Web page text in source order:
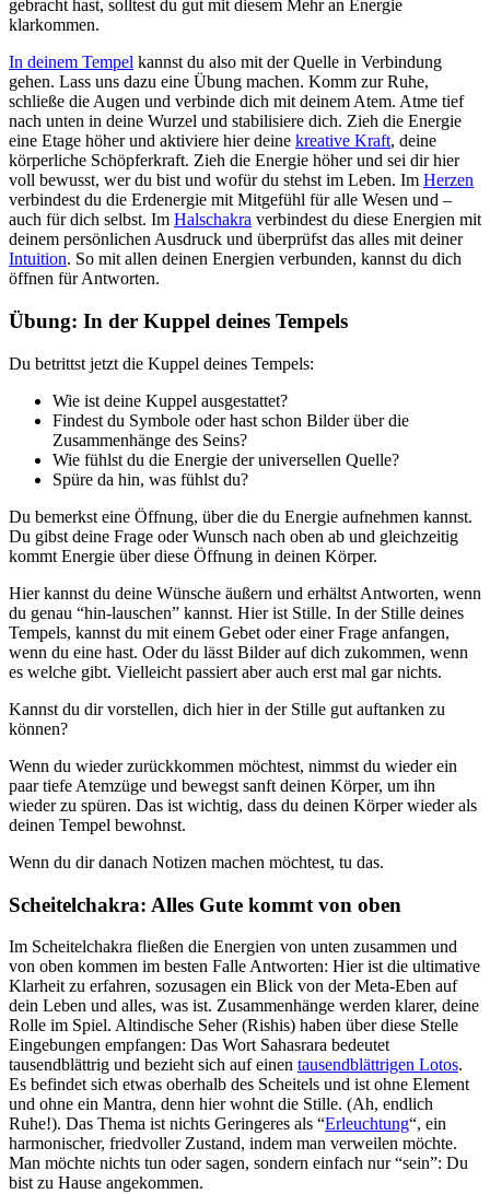
gebracht hast, solltest du gut mit diesem Mehr an Energie
klarkommen.
In deinem Tempel kannst du also mit der Quelle in Verbindung
gehen. Lass uns dazu eine Übung machen. Komm zur Ruhe,
schließe die Augen und verbinde dich mit deinem Atem. Atme tief
nach unten in deine Wurzel und stabilisiere dich. Zieh die Energie
eine Etage höher und aktiviere hier deine kreative Kraft, deine
körperliche Schöpferkraft. Zieh die Energie höher und sei dir hier
voll bewusst, wer du bist und wofür du stehst im Leben. Im Herzen
verbindest du die Erdenergie mit Mitgefühl für alle Wesen und –
auch für dich selbst. Im Halschakra verbindest du diese Energien mit
deinem persönlichen Ausdruck und überprüfst das alles mit deiner
Intuition. So mit allen deinen Energien verbunden, kannst du dich
öffnen für Antworten.
Übung: In der Kuppel deines Tempels
Du betrittst jetzt die Kuppel deines Tempels:
Wie ist deine Kuppel ausgestattet?
Findest du Symbole oder hast schon Bilder über die
Zusammenhänge des Seins?
Wie fühlst du die Energie der universellen Quelle?
Spüre da hin, was fühlst du?
Du bemerkst eine Öffnung, über die du Energie aufnehmen kannst.
Du gibst deine Frage oder Wunsch nach oben ab und gleichzeitig
kommt Energie über diese Öffnung in deinen Körper.
Hier kannst du deine Wünsche äußern und erhältst Antworten, wenn
du genau “hin-lauschen” kannst. Hier ist Stille. In der Stille deines
Tempels, kannst du mit einem Gebet oder einer Frage anfangen,
wenn du eine hast. Oder du lässt Bilder auf dich zukommen, wenn
es welche gibt. Vielleicht passiert aber auch erst mal gar nichts.
Kannst du dir vorstellen, dich hier in der Stille gut auftanken zu
können?
Wenn du wieder zurückkommen möchtest, nimmst du wieder ein
paar tiefe Atemzüge und bewegst sanft deinen Körper, um ihn
wieder zu spüren. Das ist wichtig, dass du deinen Körper wieder als
deinen Tempel bewohnst.
Wenn du dir danach Notizen machen möchtest, tu das.
Scheitelchakra: Alles Gute kommt von oben
Im Scheitelchakra fließen die Energien von unten zusammen und
von oben kommen im besten Falle Antworten: Hier ist die ultimative
Klarheit zu erfahren, sozusagen ein Blick von der Meta-Eben auf
dein Leben und alles, was ist. Zusammenhänge werden klarer, deine
Rolle im Spiel. Altindische Seher (Rishis) haben über diese Stelle
Eingebungen empfangen: Das Wort Sahasrara bedeutet
tausendblättrig und bezieht sich auf einen tausendblättrigen Lotos.
Es befindet sich etwas oberhalb des Scheitels und ist ohne Element
und ohne ein Mantra, denn hier wohnt die Stille. (Ah, endlich
Ruhe!). Das Thema ist nichts Geringeres als “Erleuchtung“, ein
harmonischer, friedvoller Zustand, indem man verweilen möchte.
Man möchte nichts tun oder sagen, sondern einfach nur “sein”: Du
bist zu Hause angekommen.